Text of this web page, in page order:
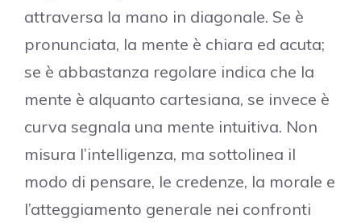
attraversa la mano in diagonale. Se è
pronunciata, la mente è chiara ed acuta;
se è abbastanza regolare indica che la
mente è alquanto cartesiana, se invece è
curva segnala una mente intuitiva. Non
misura l’intelligenza, ma sottolinea il
modo di pensare, le credenze, la morale e
l’atteggiamento generale nei confronti